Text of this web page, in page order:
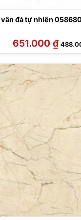
vân đá tự nhiên
651.000₫ Giá
gốc
là: